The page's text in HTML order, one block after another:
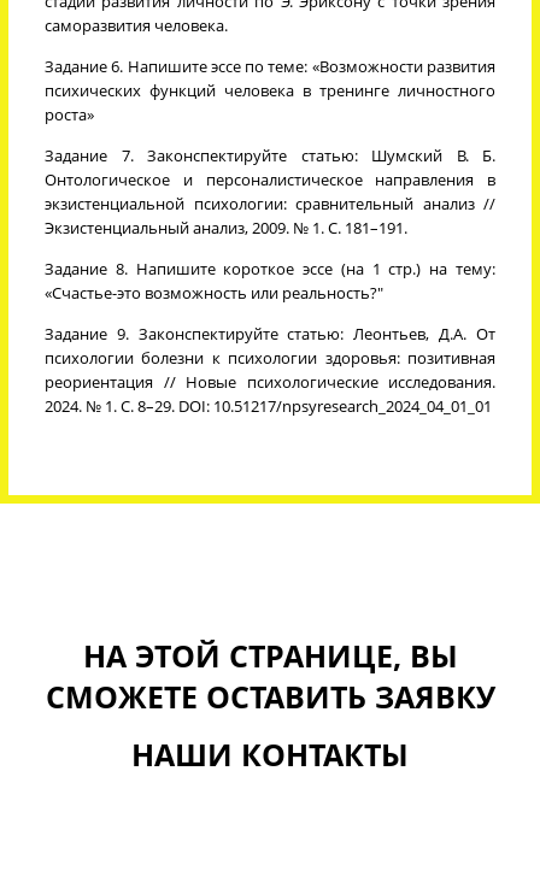
саморазвития человека.
Задание 6. Напишите эссе по теме: «Возможности развития
психических функций человека в тренинге личностного
роста»
Задание 7. Законспектируйте статью: Шумский В. Б.
Онтологическое и персоналистическое направления в
экзистенциальной психологии: сравнительный анализ //
Экзистенциальный анализ, 2009. № 1. С. 181–191.
Задание 8. Напишите короткое эссе (на 1 стр.) на тему:
«Счастье-это возможность или реальность?"
Задание 9. Законспектируйте статью: Леонтьев, Д.А. От
психологии болезни к психологии здоровья: позитивная
реориентация // Новые психологические исследования.
2024. № 1. С. 8–29. DOI: 10.51217/npsyresearch_2024_04_01_01
НА ЭТОЙ СТРАНИЦЕ, ВЫ
СМОЖЕТЕ ОСТАВИТЬ ЗАЯВКУ
НАШИ КОНТАКТЫ